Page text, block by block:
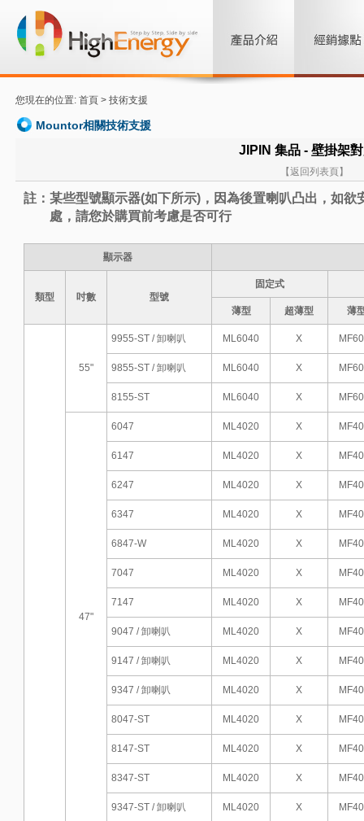
您現在的位置: 首頁 > 技術支援
Mountor相關技術支援
JIPIN 集品 - 壁掛架
【返回列表頁】
註：某些型號顯示器(如下所示)，因為後置喇叭凸出，如
處，請您於購買前考慮是否可行
顯示器
類型 吋數 型號
固定式
薄型 超薄型 薄
55"
9955-ST / 卸喇叭 ML6040 X
9855-ST / 卸喇叭 ML6040 X
8155-ST ML6040 X
47"
6047 ML4020 X
6147 ML4020 X
6247 ML4020 X
6347 ML4020 X
6847-W ML4020 X
7047 ML4020 X
7147 ML4020 X
9047 / 卸喇叭 ML4020 X
9147 / 卸喇叭 ML4020 X
9347 / 卸喇叭 ML4020 X
8047-ST ML4020 X
8147-ST ML4020 X
8347-ST ML4020 X
9347-ST / 卸喇叭 ML4020 X